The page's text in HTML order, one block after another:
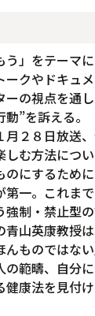
う」をテーマ
クやドキュ
の視点を通
動”を訴える。
月２８日放送
しむ方法につ
のにするため
一。これま
強制・禁止型
青山英康教授
ものではな
の範疇、自分
康法を見付